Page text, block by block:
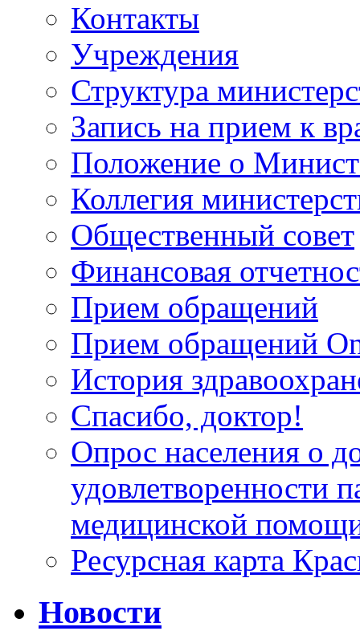
Контакты
Учреждения
Структура
Запись на прием к
Положение о
Коллегия
Общественный совет
Финансовая
Прием обращений
Прием обращений
История
Спасибо, доктор!
Опрос населения о
удовлетворенности
медицинской
Ресурсная карта
Новости